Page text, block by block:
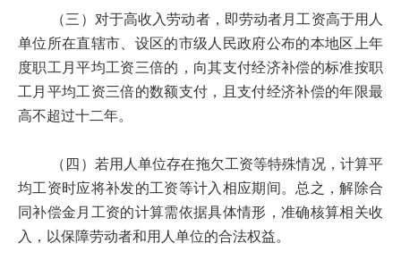
（三）对于高收入劳动者，即劳动者月工资高于用人
单位所在直辖市、设区的市级人民政府公布的本地区上年
度职工月平均工资三倍的，向其支付经济补偿的标准按职
工月平均工资三倍的数额支付，且支付经济补偿的年限最
高不超过十二年。
（四）若用人单位存在拖欠工资等特殊情况，计算平
均工资时应将补发的工资等计入相应期间。总之，解除合
同补偿金月工资的计算需依据具体情形，准确核算相关收
入，以保障劳动者和用人单位的合法权益。